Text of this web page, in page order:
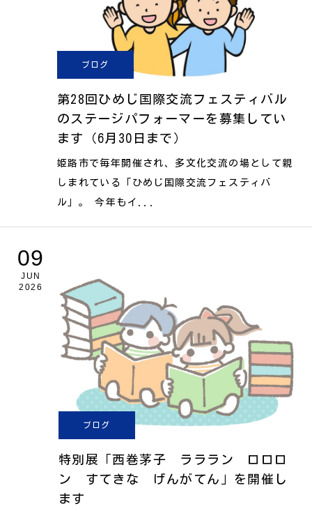
ブログ
第28回ひめじ国際交流フェスティバル
のステージパフォーマーを募集してい
ます（6月30日まで）
姫路市で毎年開催され、多文化交流の場として親
しまれている「ひめじ国際交流フェスティバ
ル」。 今年もイ...
09
JUN
2026
ブログ
特別展「西巻茅子 ラララン ロロロ
ン すてきな げんがてん」を開催し
ます